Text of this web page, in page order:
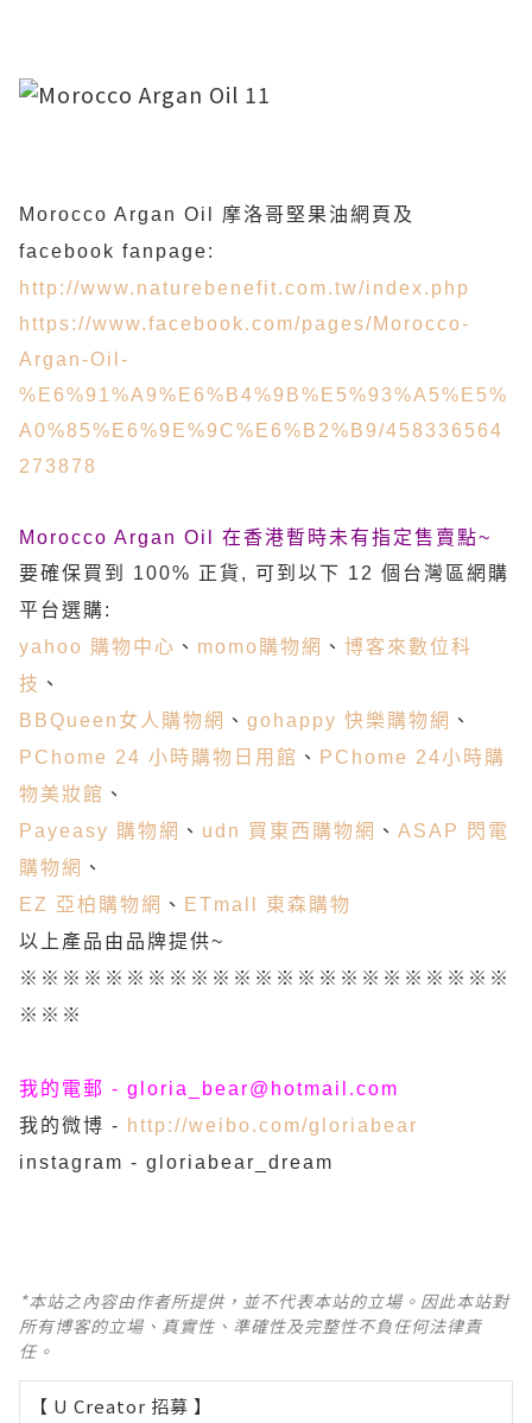
Morocco Argan Oil 摩洛哥堅果油網頁及
facebook fanpage:
http://www.naturebenefit.com.tw/index.php
https://www.facebook.com/pages/Morocco-
Argan-Oil-
%E6%91%A9%E6%B4%9B%E5%93%A5%E5%
A0%85%E6%9E%9C%E6%B2%B9/458336564
273878
Morocco Argan Oil 在香港暫時未有指定售賣點~
要確保買到 100% 正貨, 可到以下 12 個台灣區網購
平台選購:
yahoo 購物中心 、 momo購物網 、 博客來數位科
技 、
BBQueen女人購物網 、 gohappy 快樂購物網 、
PChome 24 小時購物日用館 、
PChome 24小時購
物美妝館 、
Payeasy 購物網 、 udn 買東西購物網 、 ASAP 閃電
購物網 、
EZ 亞柏購物網 、
ETmall 東森購物
以上產品由品牌提供~
※※※※※※※※※※※※※※※※※※※※※※※
※※※
我的電郵 - gloria_bear@hotmail.com
我的微博 - http://weibo.com/gloriabear
instagram - gloriabear_dream
*本站之內容由作者所提供，並不代表本站的立場。因此本站對
所有博客的立場、真實性、準確性及完整性不負任何法律責
任。
【 U Creator 招募 】